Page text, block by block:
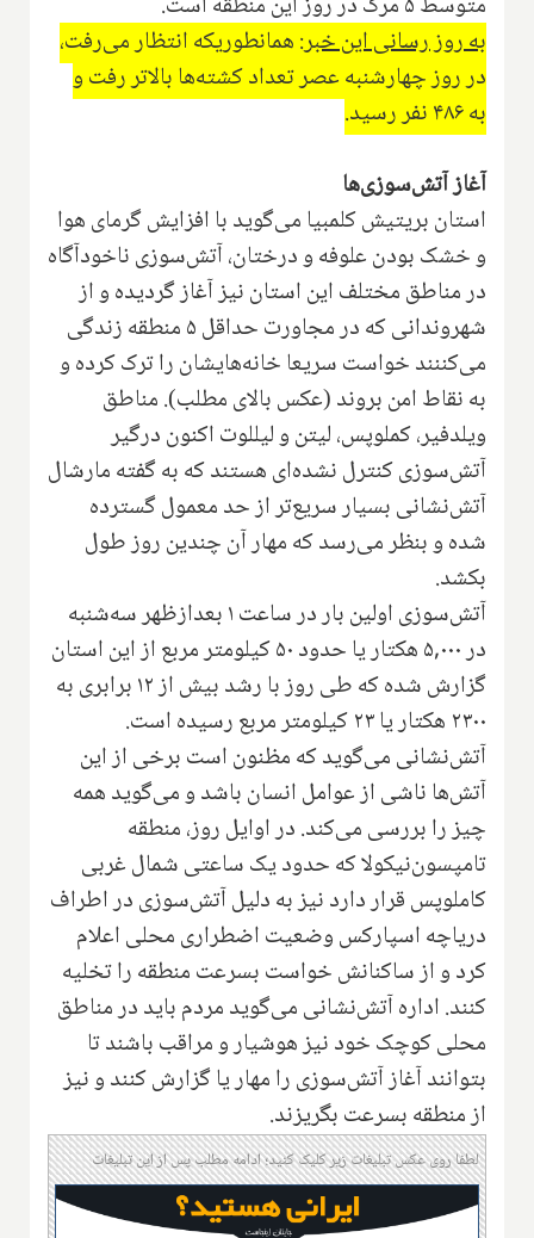
به روز رسانی این خبر:همانطوریکه انتظار می‌رفت،
در روز چهارشنبه عصر تعداد کشته‌ها بالاتر رفت و
به ۴۸۶ نفر رسید.
آغاز آتش‌سوزی‌ها
استان بریتیش کلمبیا می‌گوید با افزایش گرمای هوا
و خشک بودن علوفه و درختان، آتش‌سوزی ناخودآگاه
در مناطق مختلف این استان نیز آغاز گردیده و از
شهروندانی که در مجاورت حداقل ۵ منطقه زندگی
می‌کننند خواست سریعا خانه‌هایشان را ترک کرده و
به نقاط امن بروند (عکس بالای مطلب). مناطق
ویلدفیر، کملوپس، لیتن و لیللوت اکنون درگیر
آتش‌سوزی کنترل نشده‌ای هستند که به گفته مارشال
آتش‌نشانی بسیار سریع‌تر از حد معمول گسترده
شده و بنظر می‌رسد که مهار آن چندین روز طول
بکشد.
آتش‌سوزی اولین بار در ساعت ۱ بعدازظهر سه‌شنبه
در ۵,۰۰۰ هکتار یا حدود ۵۰ کیلومتر مربع از این استان
گزارش شده که طی روز با رشد بیش از ۱۲ برابری به
۲۳۰۰ هکتار یا ۲۳ کیلومتر مربع رسیده است.
آتش‌نشانی می‌گوید که مظنون است برخی از این
آتش‌ها ناشی از عوامل انسان باشد و می‌گوید همه
چیز را بررسی می‌کند. در اوایل روز، منطقه
تامپسون‌نیکولا که حدود یک ساعتی شمال غربی
کاملوپس قرار دارد نیز به دلیل آتش‌سوزی در اطراف
دریاچه اسپارکس وضعیت اضطراری محلی اعلام
کرد و از ساکنانش خواست بسرعت منطقه را تخلیه
کنند. اداره آتش‌نشانی می‌گوید مردم باید در مناطق
محلی کوچک خود نیز هوشیار و مراقب باشند تا
بتوانند آغاز آتش‌سوزی را مهار یا گزارش کنند و نیز
از منطقه بسرعت بگریزند.
لطفا روی عکس تبلیغات زیر کلیک کنید؛ ادامه مطلب پس از این تبلیغات